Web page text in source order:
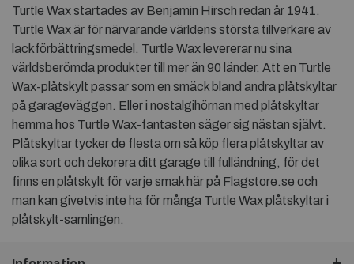
Turtle Wax startades av Benjamin Hirsch redan år 1941.
Turtle Wax är för närvarande världens största tillverkare av
lackförbättringsmedel. Turtle Wax levererar nu sina
världsberömda produkter till mer än 90 länder. Att en Turtle
Wax-plåtskylt passar som en smäck bland andra plåtskyltar
på garageväggen. Eller i nostalgihörnan med plåtskyltar
hemma hos Turtle Wax-fantasten säger sig nästan självt.
Plåtskyltar tycker de flesta om så köp flera plåtskyltar av
olika sort och dekorera ditt garage till fulländning, för det
finns en plåtskylt för varje smak här på Flagstore.se och
man kan givetvis inte ha för många Turtle Wax plåtskyltar i
plåtskylt-samlingen.